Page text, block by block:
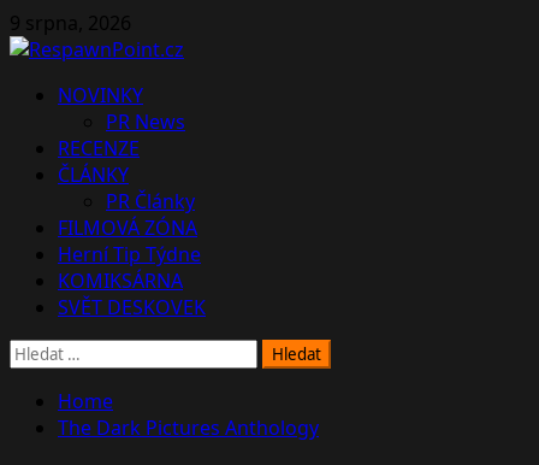
Skip
to
9 srpna, 2026
PrimaryNOVINKY
PR News
RECENZE
ČLÁNKY
PR Články
FILMOVÁ ZÓNA
Herní Tip Týdne
KOMIKSÁRNA
SVĚT DESKOVEK
Vyhledávání
Home
The Dark Pictures Anthology